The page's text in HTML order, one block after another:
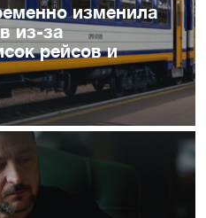
изменила
из-за
рейсов и